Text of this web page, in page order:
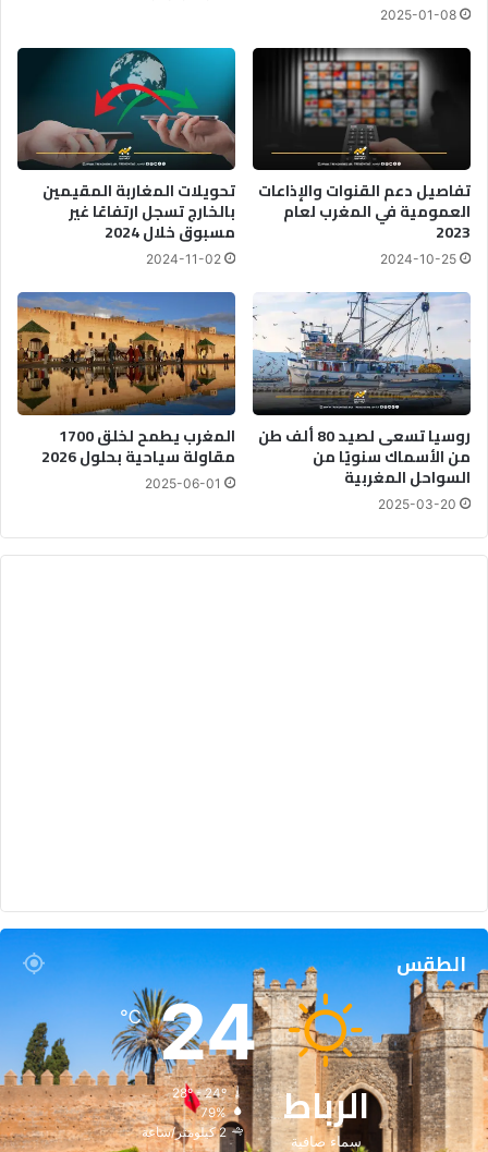
2025-01-08
تفاصيل دعم القنوات والإذاعات
العمومية في المغرب لعام
2023
2024-10-25
تحويلات المغاربة المقيمين
بالخارج تسجل ارتفاعًا غير
مسبوق خلال 2024
2024-11-02
روسيا تسعى لصيد 80 ألف طن
من الأسماك سنويًا من
السواحل المغربية
2025-03-20
المغرب يطمح لخلق 1700
مقاولة سياحية بحلول 2026
2025-06-01
الطقس
الرباط
سماء صافية
24
℃
28º - 24º
79%
2 كيلومتر/ساعة